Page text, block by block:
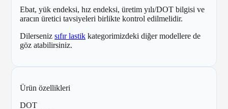
Ebat, yük endeksi, hız endeksi, üretim yılı/DOT bilgisi ve
aracın üretici tavsiyeleri birlikte kontrol edilmelidir.
Dilerseniz sıfır lastik kategorimizdeki diğer modellere de
göz atabilirsiniz.
Ürün özellikleri
DOT